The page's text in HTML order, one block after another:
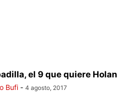
el 9 que quiere Holan
Bufi - 4 agosto, 2017